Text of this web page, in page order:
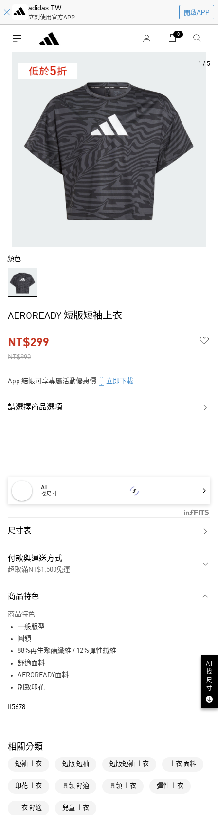
adidas TW
立刻使用官方APP
開啟APP
0
1 / 5
顏色
AEROREADY 短版短袖上衣
NT$990
NT$299
App 結帳可享專屬活動優惠價 立即下載
請選擇商品選項
AI
找尺寸
尺寸表
付款與運送方式
超取滿NT$1,500免運
LINE Pay
每筆NT$80，滿NT$1,500(含以上)免運費
每筆NT$80，滿NT$1,500(含以上)免運費
萊爾富取貨付款
付款後萊爾富取貨
每筆NT$80，滿NT$1,500(含以上)免運費
商品特色
商品特色
一般版型
圓領
88%再生聚酯纖維 / 12%彈性纖維
舒適面料
AEROREADY面料
別致印花
II5678
相關分類
短袖 上衣 短版 短袖 短版短袖 上衣 上衣 面料
印花 上衣 圓領 舒適 圓領 上衣 彈性 上衣
上衣 舒適 兒童 上衣
AI
找
尺
寸